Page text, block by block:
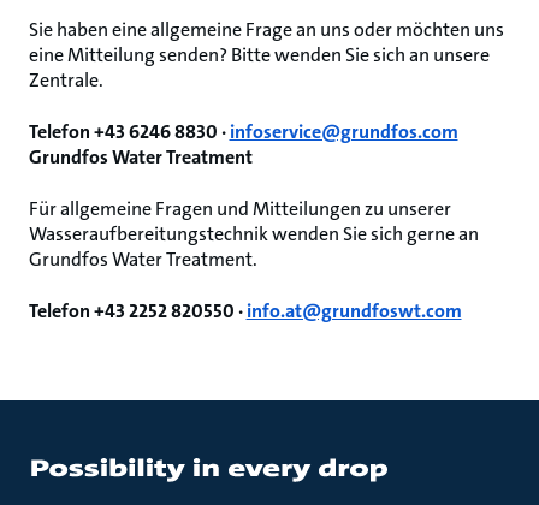
Sie haben eine allgemeine Frage an uns oder möchten uns
eine Mitteilung senden? Bitte wenden Sie sich an unsere
Zentrale.
Telefon +43 6246 8830 ·infoservice@grundfos.com
Grundfos Water Treatment
Für allgemeine Fragen und Mitteilungen zu unserer
Wasseraufbereitungstechnik wenden Sie sich gerne an
Grundfos Water Treatment.
Telefon +43 2252 820550 ·info.at@grundfoswt.com